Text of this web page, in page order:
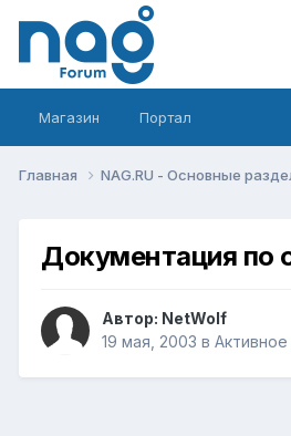
Магазин Портал
Главная NAG.RU - Основные
Документация по
Автор: NetWolf
19 мая, 2003 в Активное